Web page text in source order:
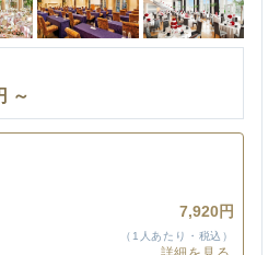
～
7,920円
（1人あたり・税込）